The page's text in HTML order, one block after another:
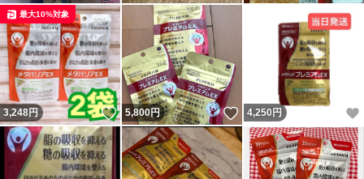
3,248円 いいね！
最大10%対象
5,800円 いいね！
4,250 円